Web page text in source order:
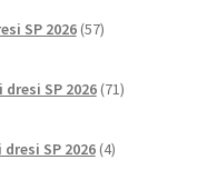
SP 2026 57izdelkov
SP 2026 71izdelkov
SP 2026 4izdelki